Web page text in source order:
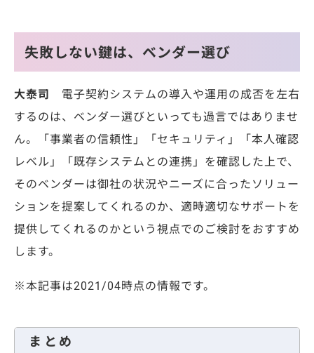
失敗しない鍵は、ベンダー選び
大泰司 電子契約システムの導入や運用の成否を左右
するのは、ベンダー選びといっても過言ではありませ
ん。「事業者の信頼性」「セキュリティ」「本人確認
レベル」「既存システムとの連携」を確認した上で、
そのベンダーは御社の状況やニーズに合ったソリュー
ションを提案してくれるのか、適時適切なサポートを
提供してくれるのかという視点でのご検討をおすすめ
します。
※本記事は2021/04時点の情報です。
まとめ